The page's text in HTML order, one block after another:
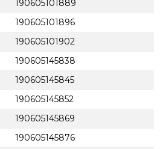
190605101889
190605101896
190605101902
190605145838
190605145845
190605145852
190605145869
190605145876